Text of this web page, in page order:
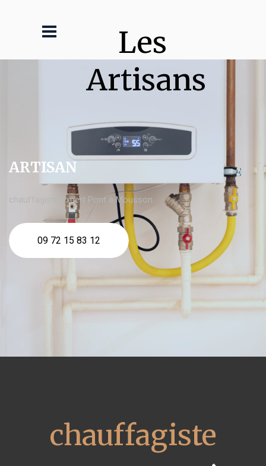
Les
Artisans
ARTISAN
chauffagiste expert Pont à Mousson
09 72 15 83 12
chauffagiste